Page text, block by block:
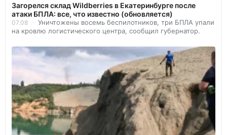
Загорелся склад Wildberries в Екатеринбурге после
атаки БПЛА: все, что известно (обновляется)
07.08
Уничтожены восемь беспилотников, три БПЛА упали
на кровлю логистического центра, сообщил губернатор.